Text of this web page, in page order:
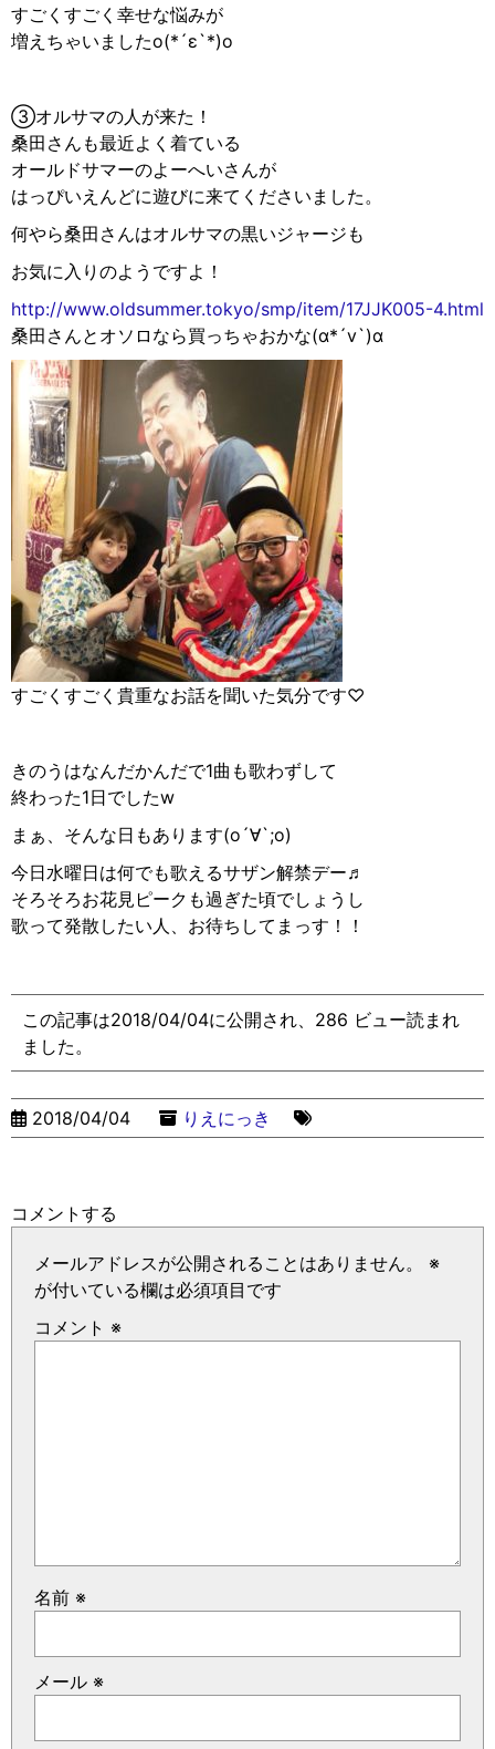
すごくすごく幸せな悩みが
増えちゃいましたo(*´ε`*)o
③オルサマの人が来た！
桑田さんも最近よく着ている
オールドサマーのよーへいさんが
はっぴいえんどに遊びに来てくださいました。
何やら桑田さんはオルサマの黒いジャージも
お気に入りのようですよ！
http://www.oldsummer.tokyo/smp/item/17JJK005-4.html
桑田さんとオソロなら買っちゃおかな(α*´v`)α
すごくすごく貴重なお話を聞いた気分です♡
きのうはなんだかんだで1曲も歌わずして
終わった1日でしたw
まぁ、そんな日もあります(o´∀︎`;o)
今日水曜日は何でも歌えるサザン解禁デー♬
そろそろお花見ピークも過ぎた頃でしょうし
歌って発散したい人、お待ちしてまっす！！
この記事は2018/04/04に公開され、286 ビュー読まれ
ました。
2018/04/04 りえにっき
コメントする
メールアドレスが公開されることはありません。
※
が付いている欄は必須項目です
コメント ※
名前 ※
メール ※